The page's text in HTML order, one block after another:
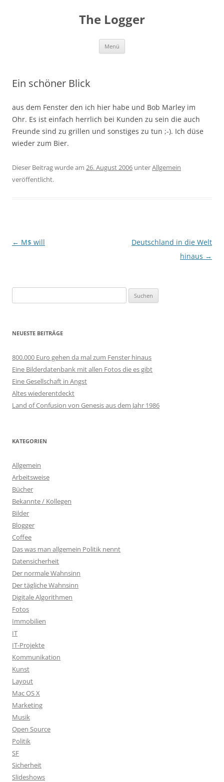
The Logger
Menü
Ein schöner Blick
aus dem Fenster den ich hier habe und Bob Marley im
Ohr. Es ist einfach herrlich bei Kunden zu sein die auch
Freunde sind zu grillen und sonstiges zu tun ;-). Ich düse
wieder zum Bier.
Dieser Beitrag wurde am 26. August 2006 unterAllgemein
veröffentlicht.
Beitragsnavigation
← M$ will
Deutschland in die Welt
hinaus →
nach:
NEUESTE BEITRÄGE
800.000 Euro gehen da mal zum Fenster hinaus
Eine Bilderdatenbank mit allen Fotos die es gibt
Eine Gesellschaft in Angst
Altes wiederentdeckt
Land of Confusion von Genesis aus dem Jahr 1986
KATEGORIEN
Allgemein
Arbeitsweise
Bücher
Bekannte / Kollegen
Bilder
Blogger
Coffee
Das was man allgemein Politik nennt
Datensicherheit
Der normale Wahnsinn
Der tägliche Wahnsinn
Digitale Algorithmen
Fotos
Immobilien
IT
IT-Projekte
Kommunikation
Kunst
Layout
Mac OS X
Marketing
Musik
Open Source
Politik
SF
Sicherheit
Slideshows